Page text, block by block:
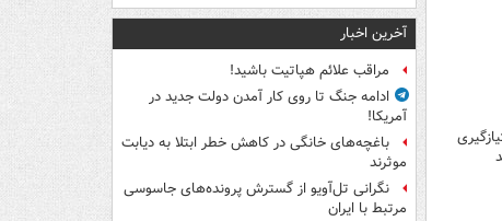
آخرین اخبار
مراقب علائم هپاتیت باشید!
ادامه جنگ تا روی کار آمدن دولت جدید در
آمریکا!
باغچه‌های خانگی در کاهش خطر ابتلا به دیابت
موثرند
نگرانی تل‌آویو از گسترش پرونده‌های جاسوسی
مرتبط با ایران